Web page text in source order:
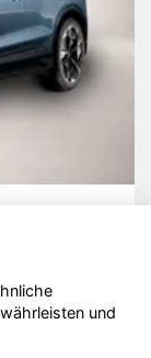
- 2026
und